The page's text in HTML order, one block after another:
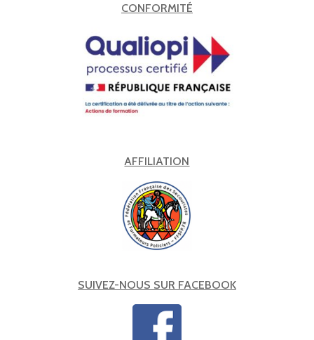
CONFORMITÉ
AFFILIATION
SUIVEZ-NOUS SUR FACEBOOK